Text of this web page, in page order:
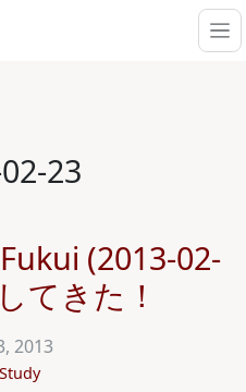
23
(2013-02-
てきた！
2013
Study